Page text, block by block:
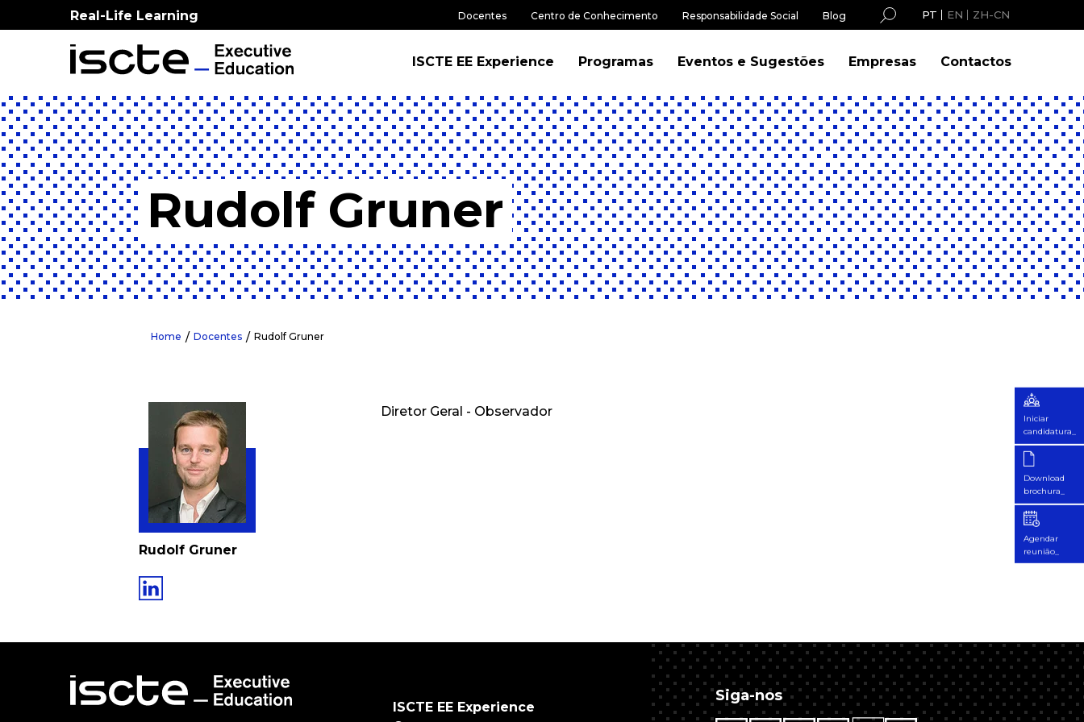
Real-Life Learning Docentes Centro de Conhecimento Responsabilidade Social Blog PT EN ZH-CN
ISCTE EE Experience Programas Eventos e Sugestões Empresas Contactos
Rudolf Gruner
Home Docentes Rudolf Gruner
Rudolf Gruner
Diretor Geral - Observador
Iniciar
candidatura_
Download
brochura_
Agendar
reunião_
ISCTE EE Experience
Siga-nos